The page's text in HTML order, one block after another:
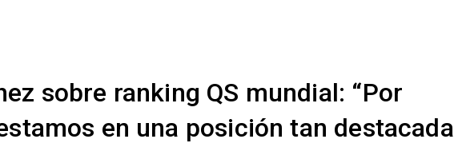
sobre ranking QS mundial: “Por
en una posición tan destacada